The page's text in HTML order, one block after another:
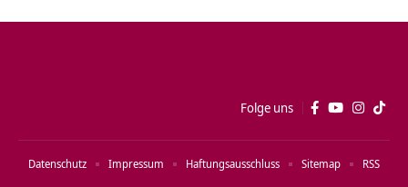
Folge uns
Datenschutz Impressum Haftungsausschluss Sitemap RSS